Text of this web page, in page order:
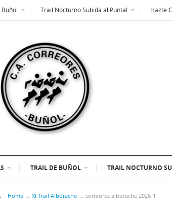
Trail Nocturno Subida al Puntal Hazte
TRAIL DE BUÑOL TRAIL NOCTURNO
Home → XI Trail Alborache → correores alborache 2026-1